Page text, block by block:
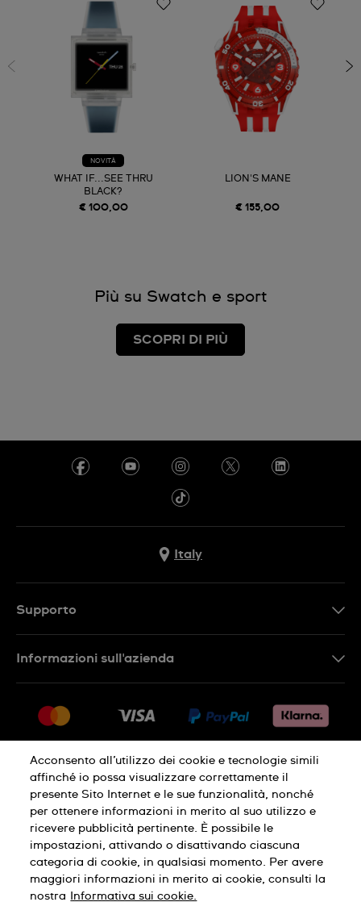
NOVITÀ
WHAT IF...SEE THRU
BLACK?
€ 100,00
LION'S MANE
€ 155,00
Più su Swatch e sport
SCOPRI DI PIÙ
Italy
Supporto
Restituzione
Condizioni di vendita
Diritto di recesso
Informazioni sull'azienda
Lavora con noi
Informativa sulla privacy Cookies
Condizioni di utilizzo Informazioni legali
Acconsento all’utilizzo dei cookie e tecnologie simili
affinché io possa visualizzare correttamente il
presente Sito Internet e le sue funzionalità, nonché
per ottenere informazioni in merito al suo utilizzo e
ricevere pubblicità pertinente. È possibile le
impostazioni, attivando o disattivando ciascuna
categoria di cookie, in qualsiasi momento. Per avere
maggiori informazioni in merito ai cookie, consulti la
nostra
Informativa sui cookie.